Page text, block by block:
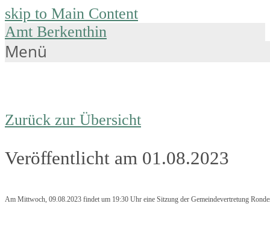
skip to Main Content
Amt Berkenthin
Menü
Zurück zur Übersicht
Veröffentlicht am 01.08.2023
Am Mittwoch, 09.08.2023 findet um 19:30 Uhr eine Sitzung der Gemeindevertretung